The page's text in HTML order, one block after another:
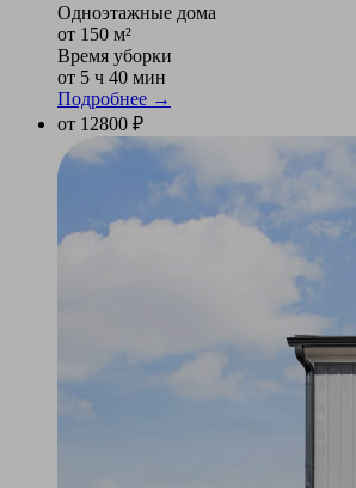
Одноэтажные дома
от 150 м²
Время уборки
от 5 ч 40 мин
Подробнее →
от 12800 ₽